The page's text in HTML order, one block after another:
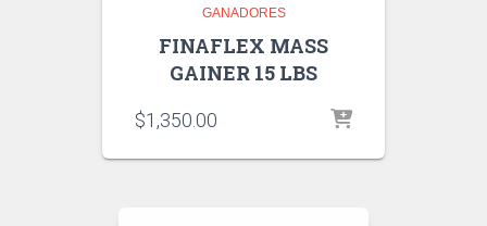
GANADORES
FINAFLEX MASS
GAINER 15 LBS
$1,350.00